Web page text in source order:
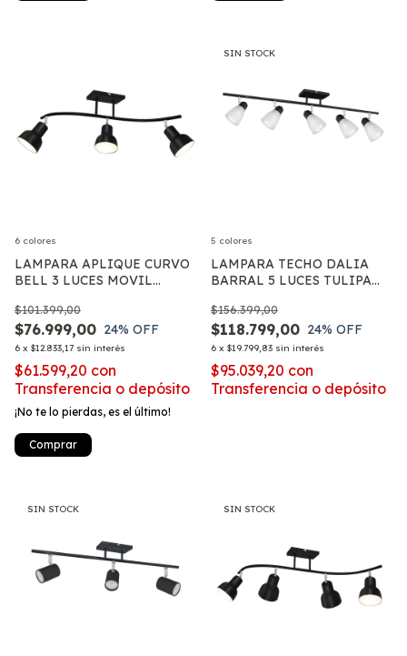
LAMPARA APLIQUE CURVO
BELL 3 LUCES MOVIL
$76.999,00
$101.399,00
24% OFF
6 x $12.833,17 sin interés
$61.599,20 con
Transferencia o depósito
¡No te lo pierdas, es el último!
6 colores
Comprar
SIN STOCK
LAMPARA TECHO DALIA
BARRAL 5 LUCES TULIPA
E27
$118.799,00
$156.399,00
24% OFF
6 x $19.799,83 sin interés
$95.039,20 con
Transferencia o depósito
5 colores
SIN STOCK SIN STOCK